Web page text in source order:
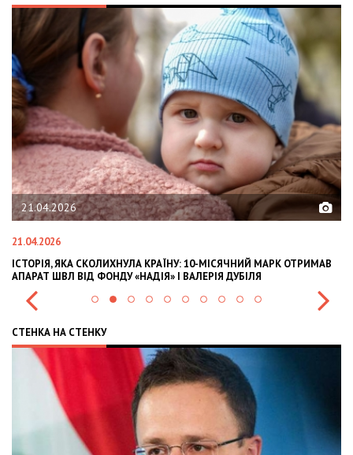
21.04.2026
21.04.2026
ІСТОРІЯ, ЯКА СКОЛИХНУЛА КРАЇНУ: 10-МІСЯЧНИЙ МАРК ОТРИМАВ
АПАРАТ ШВЛ ВІД ФОНДУ «НАДІЯ» І ВАЛЕРІЯ ДУБІЛЯ
СТЕНКА НА СТЕНКУ